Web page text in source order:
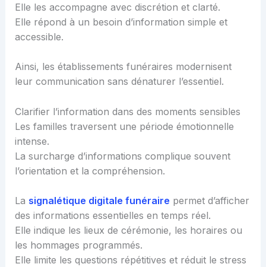
Elle les accompagne avec discrétion et clarté.
Elle répond à un besoin d’information simple et
accessible.
Ainsi, les établissements funéraires modernisent
leur communication sans dénaturer l’essentiel.
Clarifier l’information dans des moments sensibles
Les familles traversent une période émotionnelle
intense.
La surcharge d’informations complique souvent
l’orientation et la compréhension.
La signalétique digitale funéraire permet d’afficher
des informations essentielles en temps réel.
Elle indique les lieux de cérémonie, les horaires ou
les hommages programmés.
Elle limite les questions répétitives et réduit le stress